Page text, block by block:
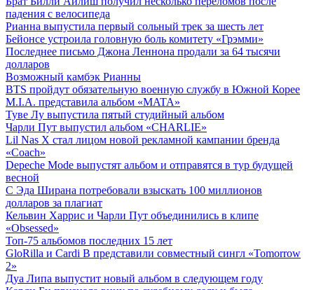
падения с велосипеда
Рианна выпустила первый сольный трек за шесть лет
Бейонсе устроила головную боль комитету «Грэмми»
Последнее письмо Джона Леннона продали за 64 тысячи
долларов
Возможный камбэк Рианны
BTS пройдут обязательную военную службу в Южной Корее
M.I.A. представила альбом «MATA»
Туве Лу выпустила пятый студийный альбом
Чарли Пут выпустил альбом «CHARLIE»
Lil Nas X стал лицом новой рекламной кампании бренда
«Coach»
Depeche Mode выпустят альбом и отправятся в тур будущей
весной
С Эда Ширана потребовали взыскать 100 миллионов
долларов за плагиат
Кельвин Харрис и Чарли Пут объединились в клипе
«Obsessed»
Топ-75 альбомов последних 15 лет
GloRilla и Cardi B представили совместный сингл «Tomorrow
2»
Дуа Липа выпустит новый альбом в следующем году